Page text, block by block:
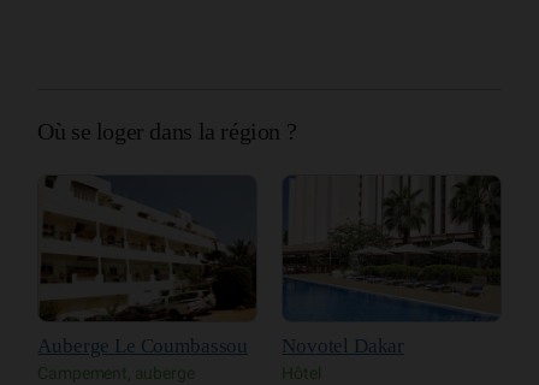
Où se loger dans la région ?
Auberge Le Coumbassou
Campement, auberge
Novotel Dakar
Hôtel